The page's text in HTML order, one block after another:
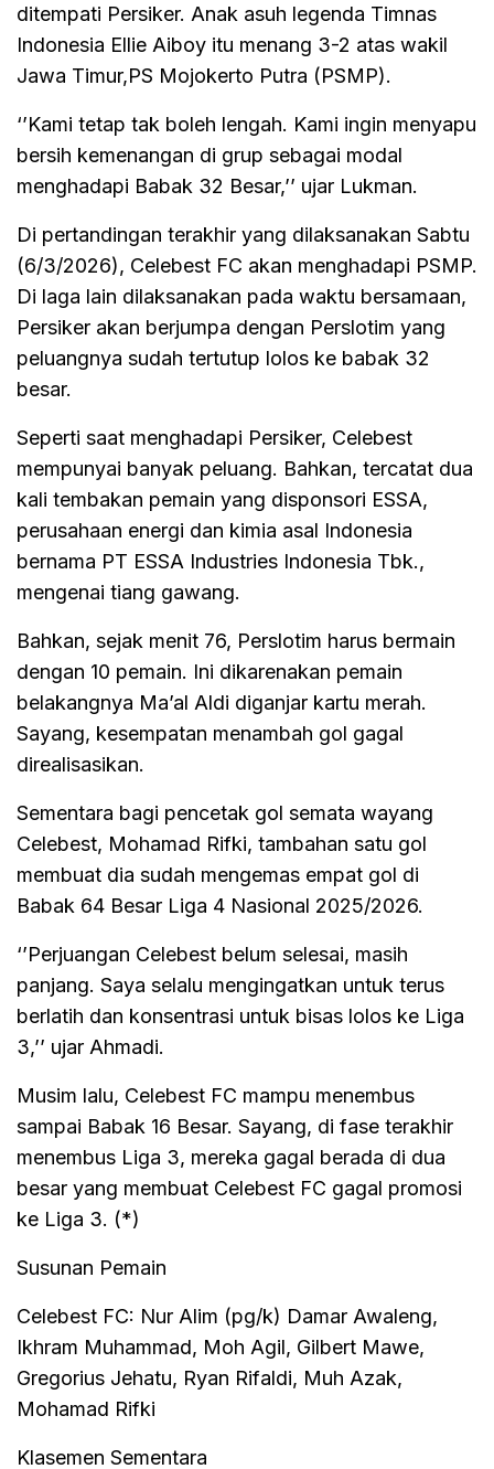
ditempati Persiker. Anak asuh legenda Timnas
Indonesia Ellie Aiboy itu menang 3-2 atas wakil
Jawa Timur,PS Mojokerto Putra (PSMP).
‘’Kami tetap tak boleh lengah. Kami ingin menyapu
bersih kemenangan di grup sebagai modal
menghadapi Babak 32 Besar,’’ ujar Lukman.
Di pertandingan terakhir yang dilaksanakan Sabtu
(6/3/2026), Celebest FC akan menghadapi PSMP.
Di laga lain dilaksanakan pada waktu bersamaan,
Persiker akan berjumpa dengan Perslotim yang
peluangnya sudah tertutup lolos ke babak 32
besar.
Seperti saat menghadapi Persiker, Celebest
mempunyai banyak peluang. Bahkan, tercatat dua
kali tembakan pemain yang disponsori ESSA,
perusahaan energi dan kimia asal Indonesia
bernama PT ESSA Industries Indonesia Tbk.,
mengenai tiang gawang.
Bahkan, sejak menit 76, Perslotim harus bermain
dengan 10 pemain. Ini dikarenakan pemain
belakangnya Ma’al Aldi diganjar kartu merah.
Sayang, kesempatan menambah gol gagal
direalisasikan.
Sementara bagi pencetak gol semata wayang
Celebest, Mohamad Rifki, tambahan satu gol
membuat dia sudah mengemas empat gol di
Babak 64 Besar Liga 4 Nasional 2025/2026.
‘’Perjuangan Celebest belum selesai, masih
panjang. Saya selalu mengingatkan untuk terus
berlatih dan konsentrasi untuk bisas lolos ke Liga
3,’’ ujar Ahmadi.
Musim lalu, Celebest FC mampu menembus
sampai Babak 16 Besar. Sayang, di fase terakhir
menembus Liga 3, mereka gagal berada di dua
besar yang membuat Celebest FC gagal promosi
ke Liga 3. (*)
Susunan Pemain
Celebest FC: Nur Alim (pg/k) Damar Awaleng,
Ikhram Muhammad, Moh Agil, Gilbert Mawe,
Gregorius Jehatu, Ryan Rifaldi, Muh Azak,
Mohamad Rifki
Klasemen Sementara